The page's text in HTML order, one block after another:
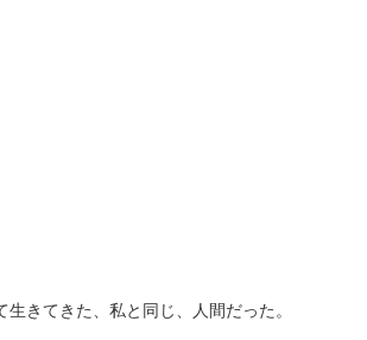
きてきた、私と同じ、人間だった。